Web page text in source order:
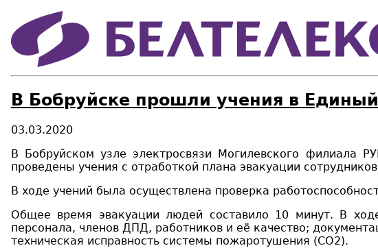
В Бобруйске прошли учения в
03.03.2020
В Бобруйском узле электросвязи Могилевского филиала
проведены учения с отработкой плана эвакуации
В ходе учений была осуществлена проверка
Общее время эвакуации людей составило 10 минут. В
персонала, членов ДПД, работников и её качество;
техническая исправность системы пожаротушения (СО2).